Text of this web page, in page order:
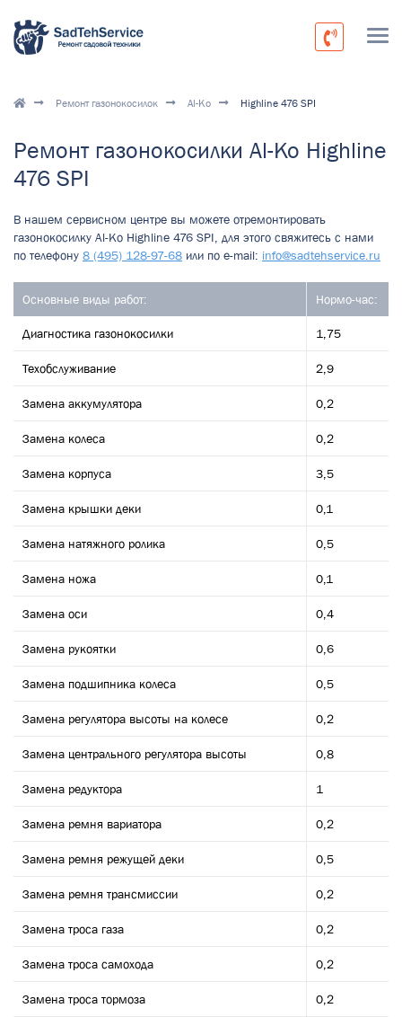
Ремонт газонокосилок Al-Ko Highline 476 SPI
Ремонт газонокосилки Al-Ko Highline
476 SPI
В нашем сервисном центре вы можете отремонтировать
газонокосилку Al-Ko Highline 476 SPI, для этого свяжитесь с нами
по телефону 8 (495) 128-97-68 или по e-mail: info@sadtehservice.ru
Основные виды работ: Нормо-час:
Диагностика газонокосилки 1,75
Техобслуживание 2,9
Замена аккумулятора 0,2
Замена колеса 0,2
Замена корпуса 3,5
Замена крышки деки 0,1
Замена натяжного ролика 0,5
Замена ножа 0,1
Замена оси 0,4
Замена рукоятки 0,6
Замена подшипника колеса 0,5
Замена регулятора высоты на колесе 0,2
Замена центрального регулятора высоты 0,8
Замена редуктора 1
Замена ремня вариатора 0,2
Замена ремня режущей деки 0,5
Замена ремня трансмиссии 0,2
Замена троса газа 0,2
Замена троса самохода 0,2
Замена троса тормоза 0,2